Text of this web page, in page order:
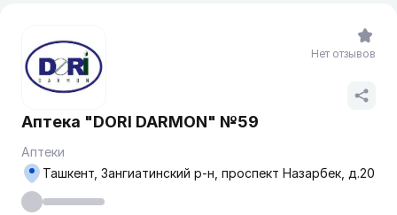
Аптека "DORI DARMON" №59
Аптеки
Ташкент, Зангиатинский р-н, проспект Назарбек, д.20
Нет отзывов